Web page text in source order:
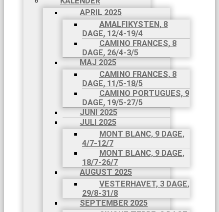
APRIL 2025
AMALFIKYSTEN, 8
DAGE, 12/4-19/4
CAMINO FRANCES, 8
DAGE, 26/4-3/5
MAJ 2025
CAMINO FRANCES, 8
DAGE, 11/5-18/5
CAMINO PORTUGUES, 9
DAGE, 19/5-27/5
JUNI 2025
JULI 2025
MONT BLANC, 9 DAGE,
4/7-12/7
MONT BLANC, 9 DAGE,
18/7-26/7
AUGUST 2025
VESTERHAVET, 3 DAGE,
29/8-31/8
SEPTEMBER 2025
FÆLLESTURE
SE
FÆLLESTURE
KALENDER
APRIL 2025
AMALFIKYSTEN,
8 DAGE,
12/4-
19/4
CAMINO
FRANCES,
8 DAGE,
26/4-3/5
MAJ 2025
CAMINO
FRANCES,
8 DAGE,
11/5-
18/5
CAMINO
PORTUGUES,
9 DAGE,
19/5-